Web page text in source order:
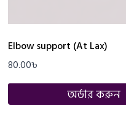
Elbow support (At Lax)
80.00৳
অর্ডার করুন